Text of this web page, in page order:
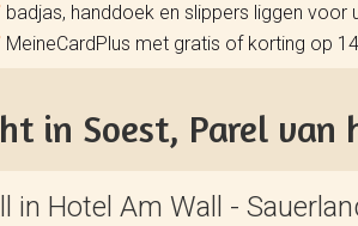
badjas, handdoek en slippers liggen voor
MeineCardPlus met gratis of korting op
in Soest, Parel van
in Hotel Am Wall -